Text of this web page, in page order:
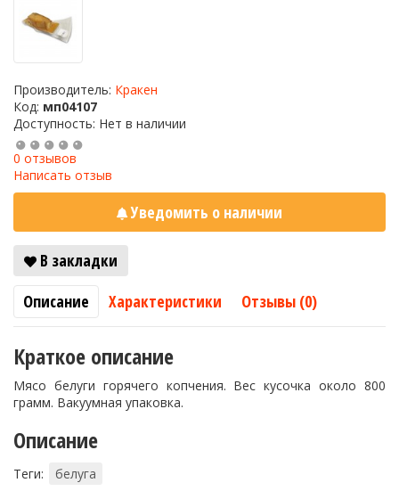
Производитель: Кракен
Код: мп04107
Доступность: Нет в наличии
0 отзывов
Написать отзыв
Уведомить о наличии
В закладки
Описание
Характеристики Отзывы (0)
Краткое описание
Мясо белуги горячего копчения. Вес кусочка около 800
грамм. Вакуумная упаковка.
Описание
Теги: белуга